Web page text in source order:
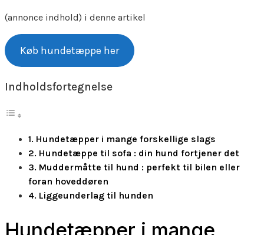
(annonce indhold) i denne artikel
Køb hundetæppe her
Indholdsfortegnelse
Hundetæpper i mange forskellige slags
Hundetæppe til sofa : din hund fortjener det
Muddermåtte til hund : perfekt til bilen eller
foran hoveddøren
Liggeunderlag til hunden
Hundetæpper i mange